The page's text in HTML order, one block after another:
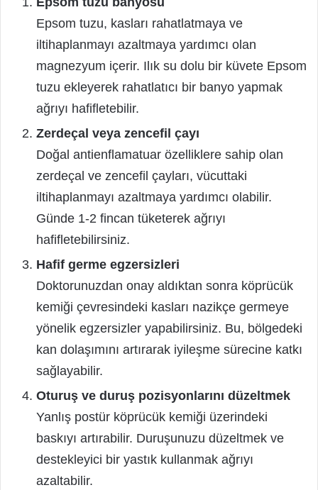
Epsom tuzu, kasları rahatlatmaya ve
iltihaplanmayı azaltmaya yardımcı olan
magnezyum içerir. Ilık su dolu bir küvete Epsom
tuzu ekleyerek rahatlatıcı bir banyo yapmak
ağrıyı hafifletebilir.
Zerdeçal veya zencefil çayı
Doğal antienflamatuar özelliklere sahip olan
zerdeçal ve zencefil çayları, vücuttaki
iltihaplanmayı azaltmaya yardımcı olabilir.
Günde 1-2 fincan tüketerek ağrıyı
hafifletebilirsiniz.
Hafif germe egzersizleri
Doktorunuzdan onay aldıktan sonra köprücük
kemiği çevresindeki kasları nazikçe germeye
yönelik egzersizler yapabilirsiniz. Bu, bölgedeki
kan dolaşımını artırarak iyileşme sürecine katkı
sağlayabilir.
Oturuş ve duruş pozisyonlarını düzeltmek
Yanlış postür köprücük kemiği üzerindeki
baskıyı artırabilir. Duruşunuzu düzeltmek ve
destekleyici bir yastık kullanmak ağrıyı
azaltabilir.